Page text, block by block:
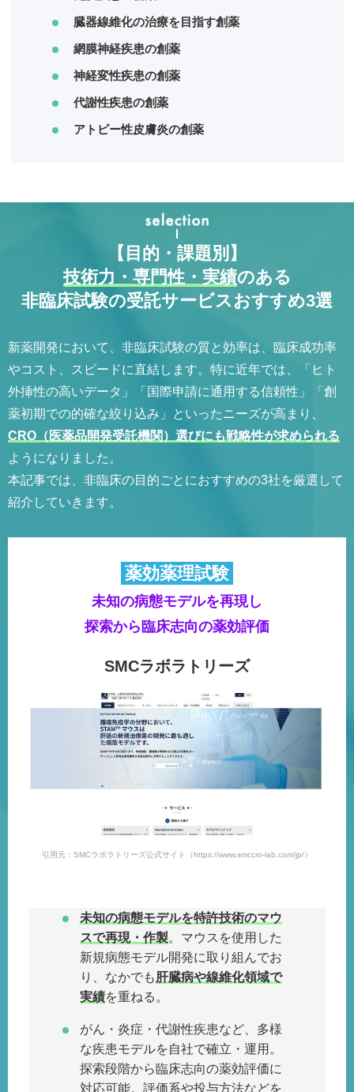
臓器線維化の治療を目指す創薬
網膜神経疾患の創薬
神経変性疾患の創薬
代謝性疾患の創薬
アトピー性皮膚炎の創薬
【目的・課題別】
技術力・専門性・実績のある
非臨床試験の受託サービスおすすめ3選
新薬開発において、非臨床試験の質と効率は、臨床成功率
やコスト、スピードに直結します。特に近年では、「ヒト
外挿性の高いデータ」「国際申請に通用する信頼性」「創
薬初期での的確な絞り込み」といったニーズが高まり、
CRO（医薬品開発受託機関）選びにも戦略性が求められる
ようになりました。
本記事では、非臨床の目的ごとにおすすめの3社を厳選して
紹介していきます。
薬効薬理試験
未知の病態モデルを再現し
探索から臨床志向の薬効評価
SMCラボラトリーズ
引用元：SMCラボラトリーズ公式サイト（https://www.smccro-lab.com/jp/）
未知の病態モデルを特許技術のマウ
スで再現・作製。マウスを使用した
新規病態モデル開発に取り組んでお
り、なかでも肝臓病や線維化領域で
実績を重ねる。
がん・炎症・代謝性疾患など、多様
な疾患モデルを自社で確立・運用。
探索段階から臨床志向の薬効評価に
対応可能。評価系や投与方法などを